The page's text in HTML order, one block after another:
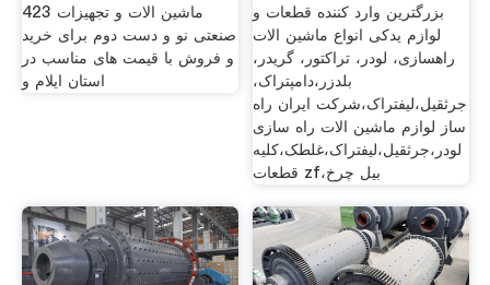
423 ماشین الات و تجهیزات
صنعتی نو و دست دوم برای خرید
و فروش با قیمت های مناسب در
استان ایلام و
بزرگترین وارد کننده قطعات و
لوازم یدکی انواع ماشین الات
راهسازی، لودر، تراکتور، گریدر،
بلدزر،دامپتراک،
جرثقیل،لیفتراک،شرکت ایران راه
ساز لوازم ماشین الات راه سازی
لودر،جرثقیل،لیفتراک،غلطک،کلیه
قطعات zf،بیل چرخ